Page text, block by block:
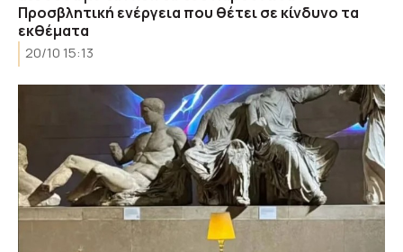
Προσβλητική ενέργεια που θέτει σε κίνδυνο τα
εκθέματα
20/10 15:13